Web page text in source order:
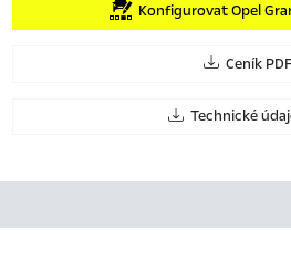
Konfigurovat Opel
Ceník PDF
Technické